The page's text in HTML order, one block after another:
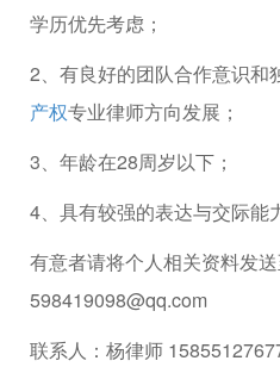
学历优先考虑；
2、有良好的团队合作意识和
产权专业律师方向发展；
3、年龄在28周岁以下；
4、具有较强的表达与交际能
有意者请将个人相关资料发送
598419098@qq.com
联系人：杨律师